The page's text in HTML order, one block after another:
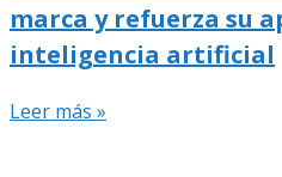
marca y refuerza su
inteligencia artificial
Leer más »